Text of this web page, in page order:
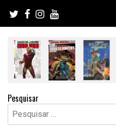
content
Pesquisar
Pesquisar
por: